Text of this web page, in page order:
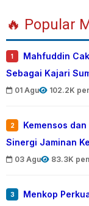
🔥 Popular
1
Mahfuddin
Sebagai Kajari
01 Agu 102.2K
2
Kemensos
Sinergi Jaminan
03 Agu 83.3K
3 Menkop